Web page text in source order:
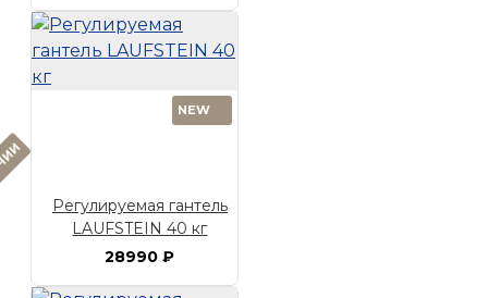
NEW
Регулируемая гантель
LAUFSTEIN 40 кг
28990 ₽